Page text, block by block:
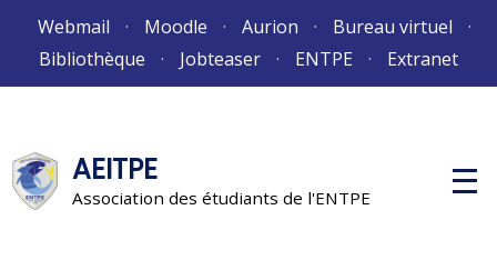
Webmail Moodle Aurion
Bureau virtuel
Bibliothèque
Jobteaser ENTPE Extranet
AEITPE
Association des étudiants de l'ENTPE
M
e